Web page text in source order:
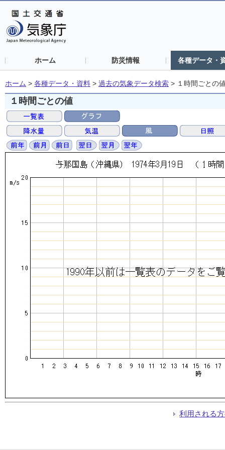
ホーム 防災情報 各種データ・
ホーム > 各種データ・資料 > 過去の気象データ検索 > １時間ごとの
１時間ごとの値
利用される